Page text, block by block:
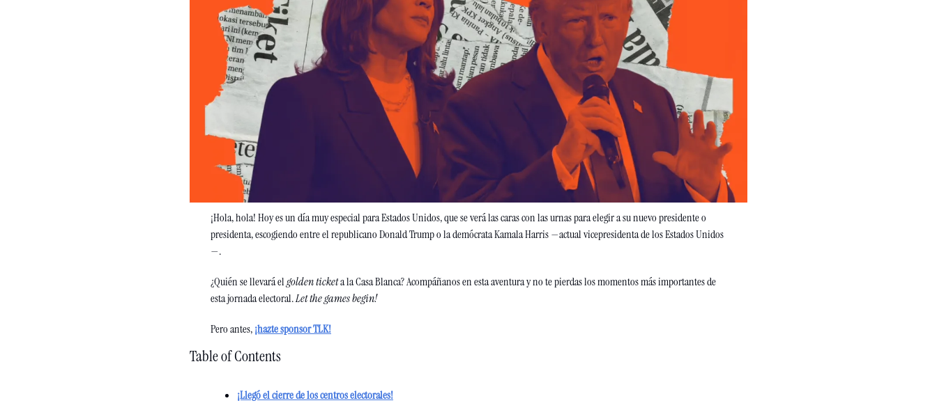
¡Hola, hola! Hoy es un día muy especial para Estados Unidos, que se verá las caras con las urnas para elegir a su nuevo presidente o
presidenta, escogiendo entre el republicano Donald Trump o la demócrata Kamala Harris —actual vicepresidenta de los Estados Unidos
—.
¿Quién se llevará el goldenticket a la Casa Blanca? Acompáñanos en esta aventura y no te pierdas los momentos más importantes de
esta jornada electoral. Let the games begin!
Pero antes,¡hazte sponsor TLK!
Table of Contents
¡Llegó el cierre de los centros electorales!